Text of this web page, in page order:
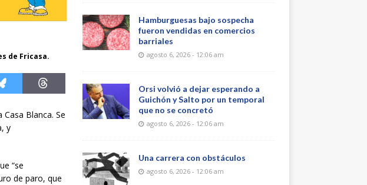
de Fricasa.
Blanca. Se
y
“se
de paro, que
Hamburguesas bajo sospecha
fueron vendidas en comercios
barriales
agosto 6, 2026 - 12:06 am
Orsi volvió a dejar esperando a
Guichón y Salto por un temporal
que no se concretó
agosto 6, 2026 - 12:06 am
Una carrera con obstáculos
agosto 6, 2026 - 12:06 am